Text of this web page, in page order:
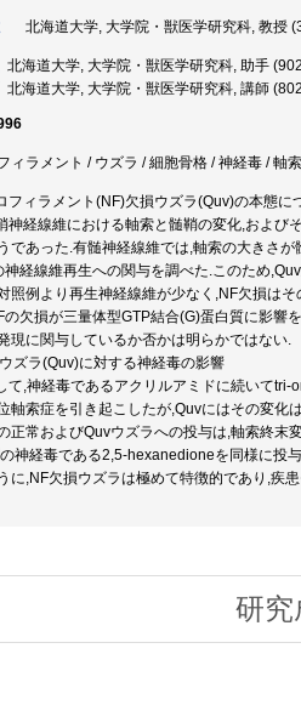
北海道大学, 大学院・獣医学研究科, 教授
北海道大学, 大学院・獣医学研究科, 助手
北海道大学, 大学院・獣医学研究科, 講師
ィラメント / ウズラ / 細胞骨格 / 神経毒 / 軸
フィラメント(NF)欠損ウズラ(Quv)の本態に
神経線維における軸索と髄鞘の変化,および
であった.有髄神経線維では,軸索の大きさ
神経線維再生への関与を調べた.このため
照例より再生神経線維が少なく,NF欠損は
の欠損が三量体型GTP結合(G)蛋白質に影響
現に関与しているか否かは明らかではない.
ズラ(Quv)に対する神経毒の影響
て,神経毒であるアクリルアミドに続いて
軸索症を引き起こしたが,Quvにはその変化
正常およびQuvウズラへの投与は,軸索終末
神経毒である2,5-hexanedioneを同様に投
に,NF欠損ウズラは極めて特徴的であり,疾
研究